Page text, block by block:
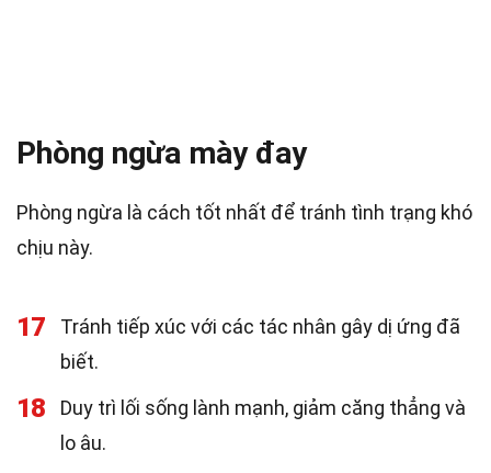
Phòng ngừa mày đay
Phòng ngừa là cách tốt nhất để tránh tình trạng khó
chịu này.
17
Tránh tiếp xúc với các tác nhân gây dị ứng đã
biết.
18
Duy trì lối sống lành mạnh, giảm căng thẳng và
lo âu.